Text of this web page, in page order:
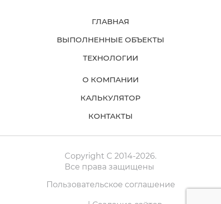
ГЛАВНАЯ
ВЫПОЛНЕННЫЕ ОБЪЕКТЫ
ТЕХНОЛОГИИ
О КОМПАНИИ
КАЛЬКУЛЯТОР
КОНТАКТЫ
Copyright C 2014-2026.
Все права защищены
Пользовательское соглашение